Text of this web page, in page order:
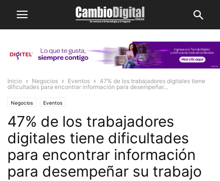
Inicio Negocios Eventos
47% de los trabajadores digitales tiene
dificultades para encontrar información para desempeñar...
Negocios Eventos
47% de los trabajadores
digitales tiene dificultades
para encontrar información
para desempeñar su trabajo